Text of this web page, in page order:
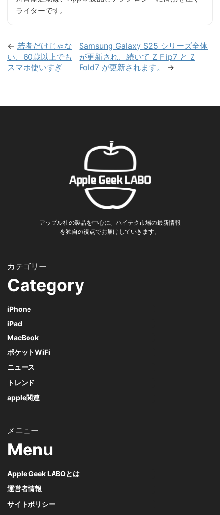
ライターです。
← 若者だけじゃな
い、60歳以上でも
スマホ使いすぎ
Samsung Galaxy S25 シリーズ全体
が更新され、続いて Z Flip7 と Z
Fold7 が更新されます。
→
アップル社の製品を中心に、ハイテク市場の最新情報
を独自の視点でお届けしていきます。
Category
iPhone
iPad
MacBook
ポケットWiFi
ニュース
トレンド
apple関連
Menu
Apple Geek LABOとは
運営者情報
サイトポリシー